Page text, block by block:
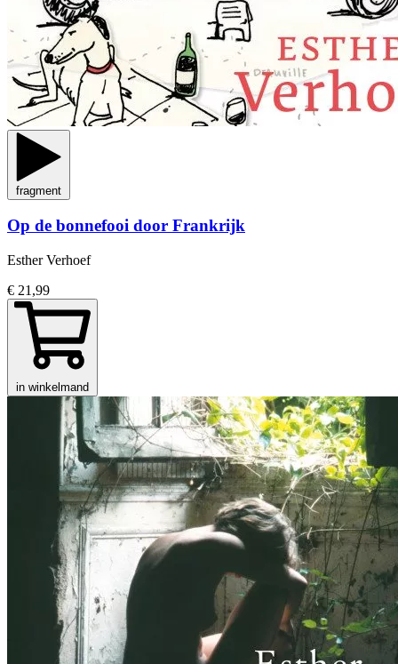
fragment
Op de bonnefooi door Frankrijk
Esther Verhoef
€ 21,99
in winkelmand